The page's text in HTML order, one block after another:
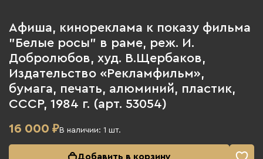
Афиша, кинореклама к показу фильма
"Белые росы" в раме, реж. И.
Добролюбов, худ. В.Щербаков,
Издательство «Рекламфильм»,
бумага, печать, алюминий, пластик,
СССР, 1984 г. (арт. 53054)
16 000 ₽В наличии: 1 шт.
Добавить в корзину